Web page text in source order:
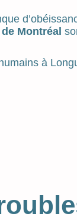
Montréal
à